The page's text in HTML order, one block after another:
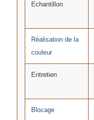
Echantillon
Réalisation de la
couleur
Entretien
Blocage